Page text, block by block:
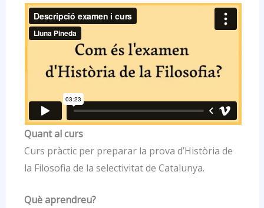
Quant al curs
Curs pràctic per preparar la prova d’Història de
la Filosofia de la selectivitat de Catalunya.
Què aprendreu?